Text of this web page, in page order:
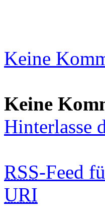
Keine
Keine
Hinterlasse
RSS-Feed
URI